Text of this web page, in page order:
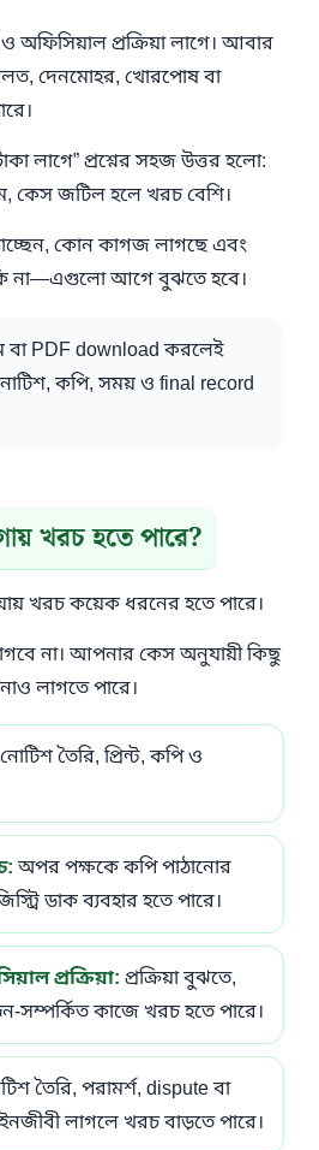
প্রক্রিয়া লাগে। আবার
দেনমোহর, খোরপোষ বা
লাগে” প্রশ্নের সহজ উত্তর হলো:
জটিল হলে খরচ বেশি।
কোন কাগজ লাগছে এবং
না—এগুলো আগে বুঝতে হবে।
PDF download করলেই
কপি, সময় ও final record
খরচ হতে পারে?
খরচ কয়েক ধরনের হতে পারে।
না। আপনার কেস অনুযায়ী কিছু
লাগতে পারে।
তৈরি, প্রিন্ট, কপি ও
অপর পক্ষকে কপি পাঠানোর
ডাক ব্যবহার হতে পারে।
প্রক্রিয়া: প্রক্রিয়া বুঝতে,
সম্পর্কিত কাজে খরচ হতে পারে।
তৈরি, পরামর্শ, dispute বা
লাগলে খরচ বাড়তে পারে।